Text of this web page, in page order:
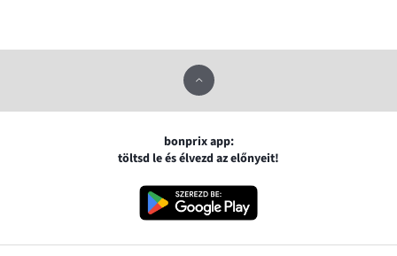
bonprix app:
töltsd le és élvezd az előnyeit!